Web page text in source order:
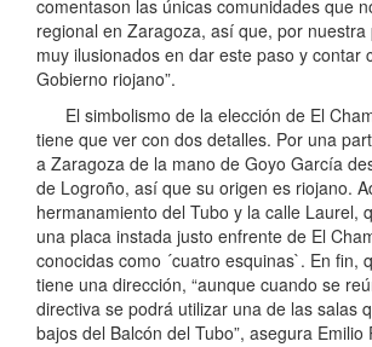
comentason las únicas comunidades que
regional en Zaragoza, así que, por
muy ilusionados en dar este paso y contar
Gobierno riojano”.
El simbolismo de la elección de El
tiene que ver con dos detalles. Por una
a Zaragoza de la mano de Goyo García
de Logroño, así que su origen es riojano.
hermanamiento del Tubo y la calle Laurel,
una placa instada justo enfrente de El
conocidas como ´cuatro esquinas`. En fin,
tiene una dirección, “aunque cuando se
directiva se podrá utilizar una de las salas
bajos del Balcón del Tubo”, asegura Emilio